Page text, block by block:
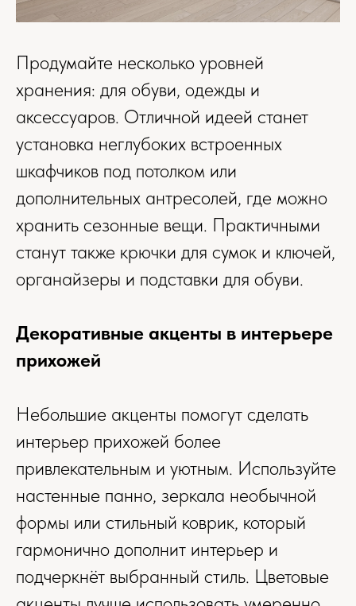
Продумайте несколько уровней
хранения: для обуви, одежды и
аксессуаров. Отличной идеей станет
установка неглубоких встроенных
шкафчиков под потолком или
дополнительных антресолей, где можно
хранить сезонные вещи. Практичными
станут также крючки для сумок и ключей,
органайзеры и подставки для обуви.
Декоративные акценты в интерьере
прихожей
Небольшие акценты помогут сделать
интерьер прихожей более
привлекательным и уютным. Используйте
настенные панно, зеркала необычной
формы или стильный коврик, который
гармонично дополнит интерьер и
подчеркнёт выбранный стиль. Цветовые
+7
Прикрепить файл
Вы можете прикрепить до 10 файлов в любом